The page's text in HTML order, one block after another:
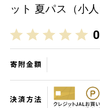
ット 夏パス（小人
寄附金額
決済方法